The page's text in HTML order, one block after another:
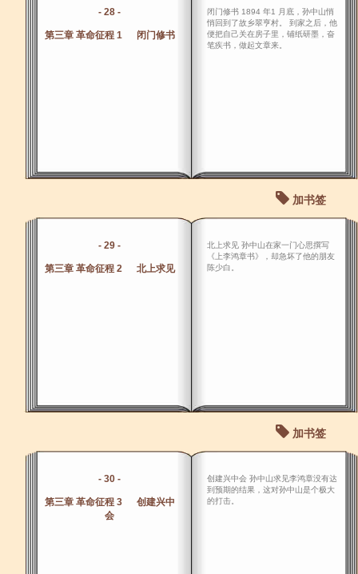
- 28 -
第三章 革命征程 1 闭门修书
闭门修书 1894 年1 月底，孙中山悄
悄回到了故乡翠亨村。 到家之后，他
便把自己关在房子里，铺纸研墨，奋
笔疾书，做起文章来。
加书签
- 29 -
第三章 革命征程 2 北上求见
北上求见 孙中山在家一门心思撰写
《上李鸿章书》，却急坏了他的朋友
陈少白。
加书签
- 30 -
第三章 革命征程 3 创建兴中
会
创建兴中会 孙中山求见李鸿章没有达
到预期的结果，这对孙中山是个极大
的打击。